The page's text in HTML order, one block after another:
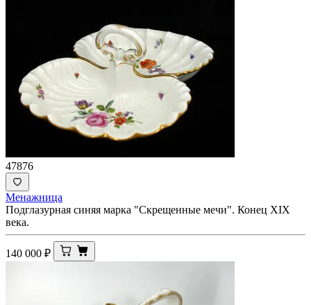
47876
Менажница
Подглазурная синяя марка "Скрещенные мечи". Конец XIX
века.
140 000 ₽